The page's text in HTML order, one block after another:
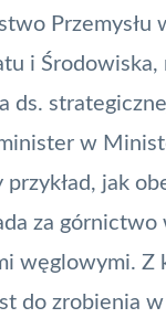
Przemysłu
i Środowiska,
ds.
w
przykład, jak
za
węglowymi.
do zrobienia